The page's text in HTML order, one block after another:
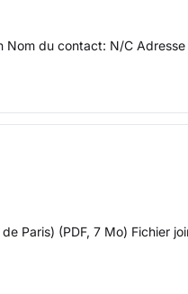
du contact: N/C
Paris) (PDF, 7 Mo) Fichier